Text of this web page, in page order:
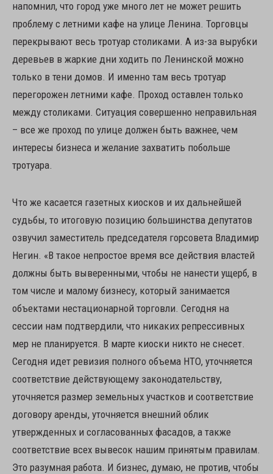
напомнил, что город уже много лет не может решить
проблему с летними кафе на улице Ленина. Торговцы
перекрывают весь тротуар столиками. А из-за вырубки
деревьев в жаркие дни ходить по Ленинской можно
только в тени домов. И именно там весь тротуар
перегорожен летними кафе. Проход оставлен только
между столиками. Ситуация совершенно неправильная
– все же проход по улице должен быть важнее, чем
интересы бизнеса и желание захватить побольше
тротуара.
Что же касается газетных киосков и их дальнейшей
судьбы, то итоговую позицию большинства депутатов
озвучил заместитель председателя горсовета Владимир
Негин. «В такое непростое время все действия властей
должны быть выверенными, чтобы не нанести ущерб, в
том числе и малому бизнесу, который занимается
объектами нестационарной торговли. Сегодня на
сессии нам подтвердили, что никаких репрессивных
мер не планируется. В марте киоски никто не снесет.
Сегодня идет ревизия полного объема НТО, уточняется
соответствие действующему законодательству,
уточняется размер земельных участков и соответствие
договору аренды, уточняется внешний облик
утвержденных и согласованных фасадов, а также
соответствие всех вывесок нашим принятым правилам.
Это разумная работа. И бизнес, думаю, не против, чтобы